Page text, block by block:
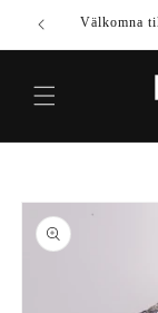
VIDARE
TILL
INNEHÅLL
Välkomna
TILL